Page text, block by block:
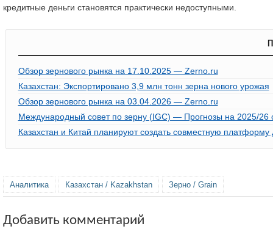
кредитные деньги становятся практически недоступными.
Обзор зернового рынка на 17.10.2025 — Zerno.ru
Казахстан: Экспортировано 3,9 млн тонн зерна нового урожая
Обзор зернового рынка на 03.04.2026 — Zerno.ru
Международный совет по зерну (IGC) — Прогнозы на 2025/26
Казахстан и Китай планируют создать совместную платформу
Аналитика Казахстан / Kazakhstan Зерно / Grain
Добавить комментарий